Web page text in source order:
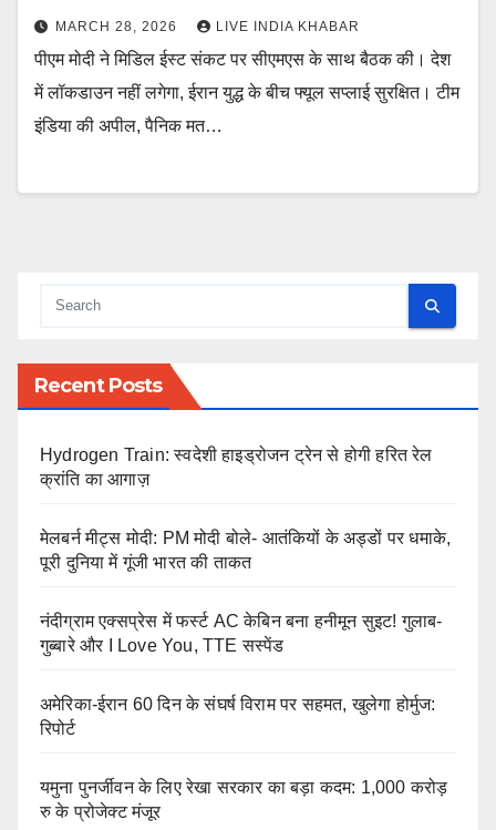
MARCH 28, 2026 LIVE INDIA KHABAR
पीएम मोदी ने मिडिल ईस्ट संकट पर सीएमएस के साथ बैठक की। देश
में लॉकडाउन नहीं लगेगा, ईरान युद्ध के बीच फ्यूल सप्लाई सुरक्षित। टीम
इंडिया की अपील, पैनिक मत…
Recent Posts
Hydrogen Train: स्वदेशी हाइड्रोजन ट्रेन से होगी हरित रेल
क्रांति का आगाज़
मेलबर्न मीट्स मोदी: PM मोदी बोले- आतंकियों के अड्डों पर धमाके,
पूरी दुनिया में गूंजी भारत की ताकत
नंदीग्राम एक्सप्रेस में फर्स्ट AC केबिन बना हनीमून सुइट! गुलाब-
गुब्बारे और I Love You, TTE सस्पेंड
अमेरिका-ईरान 60 दिन के संघर्ष विराम पर सहमत, खुलेगा होर्मुज:
रिपोर्ट
यमुना पुनर्जीवन के लिए रेखा सरकार का बड़ा कदम: 1,000 करोड़
रु के प्रोजेक्ट मंजूर